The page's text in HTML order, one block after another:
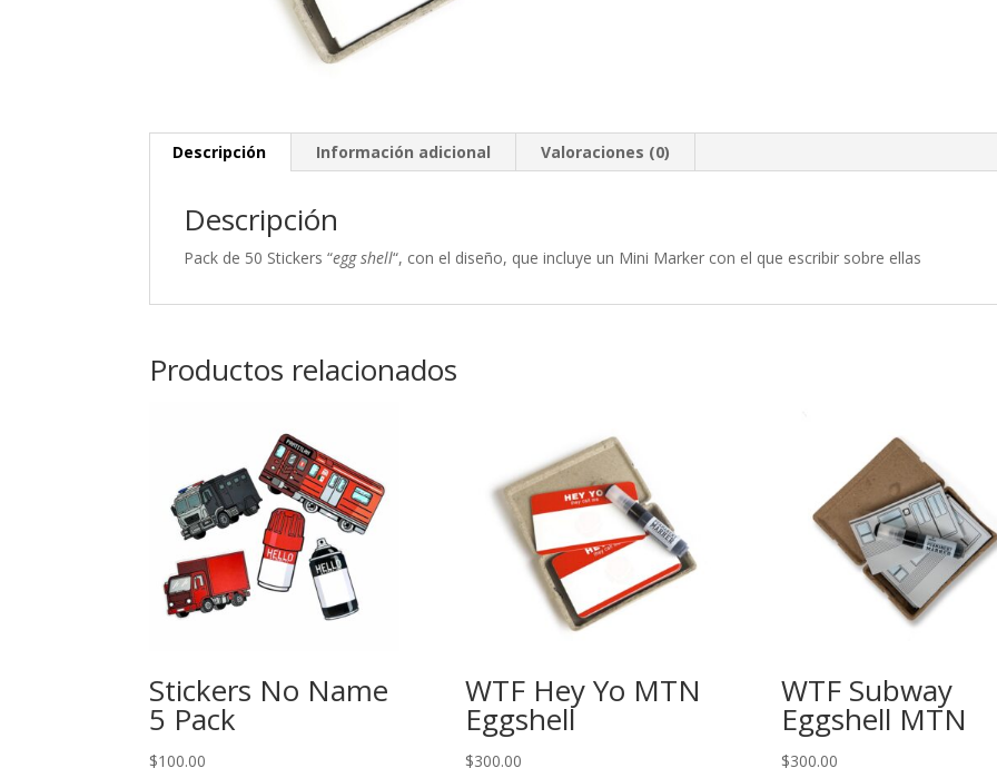
Descripción Información adicional Valoraciones (0)
Descripción
Pack de 50 Stickers “egg shell“, con el diseño, que incluye un Mini Marker con el que escribir sobre ellas
Productos relacionados
Stickers No Name
5 Pack
$100.00
WTF Hey Yo MTN
Eggshell
$300.00
WTF Subway
Eggshell MTN
$300.00